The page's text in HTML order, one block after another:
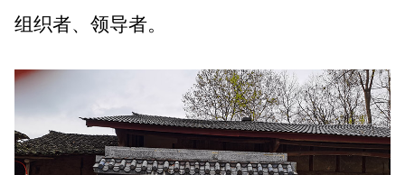
组织者、领导者。